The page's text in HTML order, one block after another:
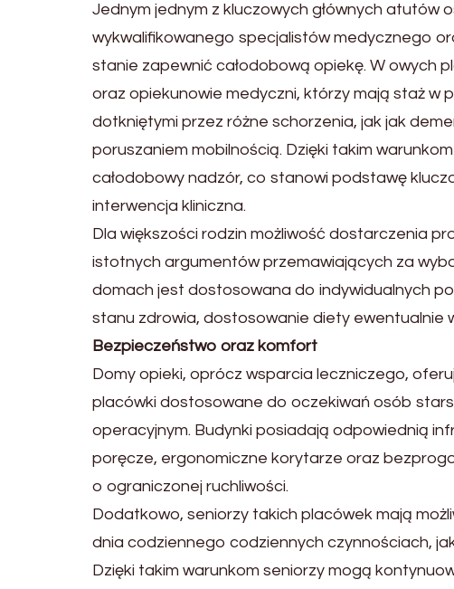
Jednym jednym z kluczowych głównych atutów
wykwalifikowanego specjalistów medycznego
stanie zapewnić całodobową opiekę. W owych
oraz opiekunowie medyczni, którzy mają staż w
dotkniętymi przez różne schorzenia, jak jak
poruszaniem mobilnością. Dzięki takim
całodobowy nadzór, co stanowi podstawę
interwencja kliniczna.
Dla większości rodzin możliwość dostarczenia
istotnych argumentów przemawiających za
domach jest dostosowana do indywidualnych
stanu zdrowia, dostosowanie diety ewentualnie
Bezpieczeństwo oraz komfort
Domy opieki, oprócz wsparcia leczniczego,
placówki dostosowane do oczekiwań osób
operacyjnym. Budynki posiadają odpowiednią
poręcze, ergonomiczne korytarze oraz
o ograniczonej ruchliwości.
Dodatkowo, seniorzy takich placówek mają
dnia codziennego codziennych czynnościach,
Dzięki takim warunkom seniorzy mogą